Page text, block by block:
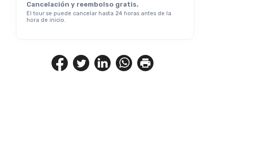
Cancelación y reembolso gratis.
El tour se puede cancelar hasta 24 horas antes de la
hora de inicio.